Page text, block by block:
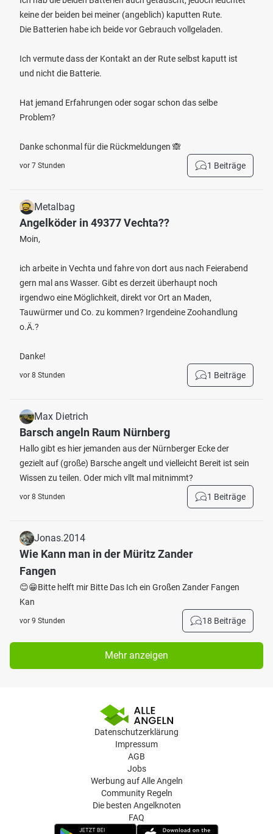
keine der beiden bei meiner (angeblich) kaputten Rute.
Die Batterien habe ich beide vor Gebrauch vollgeladen.
Ich vermute dass der Kontakt an der Rute selbst kaputt ist
und nicht die Batterie.
Hat jemand Erfahrungen oder sogar schon das selbe
Problem?
Danke schonmal für die Rückmeldungen 🙈
vor 7 Stunden 1 Beiträge
Metalbag
Angelköder in 49377 Vechta??
Moin,
ich arbeite in Vechta und fahre von dort aus nach Feierabend
gern mal ans Wasser. Gibt es derzeit überhaupt noch
irgendwo eine Möglichkeit, direkt vor Ort an Maden,
Tauwürmer und Co. zu kommen? Irgendeine Zoohandlung
o.Ä.?
Danke!
vor 8 Stunden 1 Beiträge
Max Dietrich
Barsch angeln Raum Nürnberg
Hallo gibt es hier jemanden aus der Nürnberger Ecke der
gezielt auf (große) Barsche angelt und vielleicht Bereit ist sein
Wissen zu teilen. Oder mich vllt mal mitnimmt?
vor 8 Stunden 1 Beiträge
Jonas.2014
Wie Kann man in der Müritz Zander
Fangen
😊😁Bitte helft mir Bitte Das Ich ein Großen Zander Fangen
Kan
vor 9 Stunden 18 Beiträge
Mehr anzeigen
Datenschutzerklärung
Impressum
AGB
Jobs
Werbung auf Alle Angeln
Community Regeln
Die besten Angelknoten
FAQ